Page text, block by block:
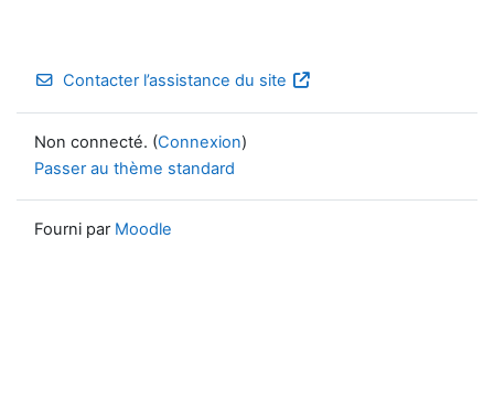
Contacter l’assistance du site
Non connecté. (Connexion)
Passer au thème standard
Fourni par Moodle